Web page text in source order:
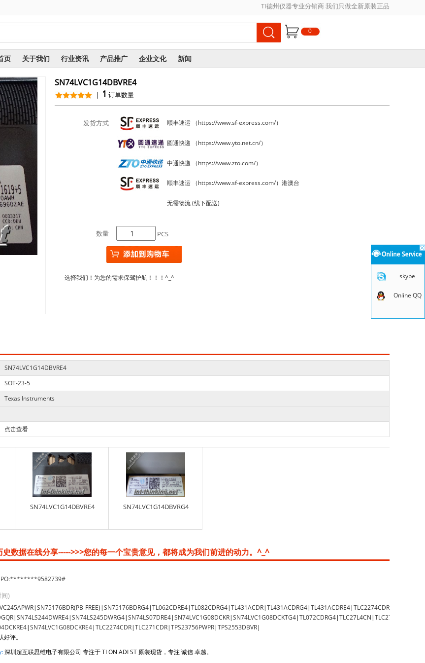
TI德州仪器专业分销商 我们只做全新原装正品
0
页 关于我们 行业资讯 产品推广 企业文化 新闻
SN74LVC1G14DBVRE4
| 1 订单数量
发货方式 顺丰速运 （https://www.sf-express.com/）
圆通快递 （https://www.yto.net.cn/）
中通快递 （https://www.zto.com/）
顺丰速运 （https://www.sf-express.com/）港澳台
无需物流 (线下配送)
数量 PCS
选择我们！为您的需求保驾护航！！！^_^
SN74LVC1G14DBVRE4
SOT-23-5
Texas Instruments
点击查看
SN74LVC1G14DBVRE4 SN74LVC1G14DBVRG4
数据在线分享----->>>您的每一个宝贵意见，都将成为我们前进的动力。^_^
PO:********9582739#
)
|SN75176BDR(PB-FREE)|SN75176BDRG4|TL062CDRE4|TL082CDRG4|TL431ACDR|TL431ACDRG4|TL431ACDRE4|TLC2274CDRG4
|SN74LS244DWRE4|SN74LS245DWRG4|SN74LS07DRE4|SN74LVC1G08DCKR|SN74LVC1G08DCKTG4|TL072CDRG4|TLC27L4CN|TLC27M2CDRG4
|SN74LVC1G08DCKRE4|TLC2274CDR|TLC271CDR|TPS23756PWPR|TPS2553DBVR|
评。
深圳超互联思维电子有限公司 专注于 TI ON ADI ST 原装现货，专注 诚信 卓越。
skype
Online QQ